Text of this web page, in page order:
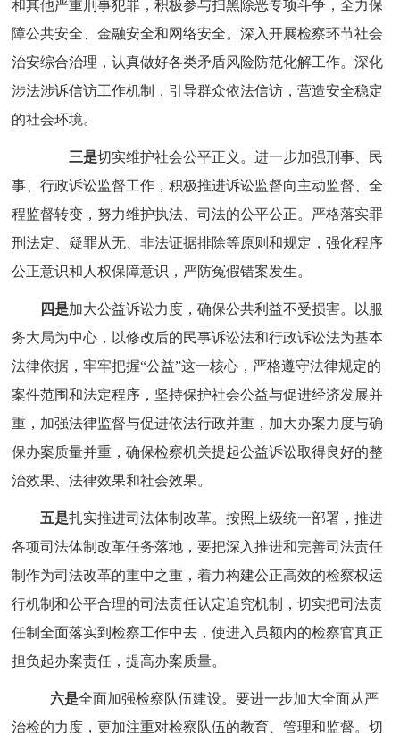
和其他严重刑事犯罪，积极参与扫黑除恶专项斗争，全力保
障公共安全、金融安全和网络安全。深入开展检察环节社会
治安综合治理，认真做好各类矛盾风险防范化解工作。深化
涉法涉诉信访工作机制，引导群众依法信访，营造安全稳定
的社会环境。
三是切实维护社会公平正义。进一步加强刑事、民
事、行政诉讼监督工作，积极推进诉讼监督向主动监督、全
程监督转变，努力维护执法、司法的公平公正。严格落实罪
刑法定、疑罪从无、非法证据排除等原则和规定，强化程序
公正意识和人权保障意识，严防冤假错案发生。
四是加大公益诉讼力度，确保公共利益不受损害。以服
务大局为中心，以修改后的民事诉讼法和行政诉讼法为基本
法律依据，牢牢把握“公益”这一核心，严格遵守法律规定的
案件范围和法定程序，坚持保护社会公益与促进经济发展并
重，加强法律监督与促进依法行政并重，加大办案力度与确
保办案质量并重，确保检察机关提起公益诉讼取得良好的整
治效果、法律效果和社会效果。
五是扎实推进司法体制改革。按照上级统一部署，推进
各项司法体制改革任务落地，要把深入推进和完善司法责任
制作为司法改革的重中之重，着力构建公正高效的检察权运
行机制和公平合理的司法责任认定追究机制，切实把司法责
任制全面落实到检察工作中去，使进入员额内的检察官真正
担负起办案责任，提高办案质量。
六是全面加强检察队伍建设。要进一步加大全面从严
治检的力度，更加注重对检察队伍的教育、管理和监督。切